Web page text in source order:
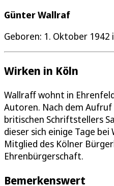
Günter Wallraf
Geboren: 1. Oktober 1942
Wirken in Köln
Wallraff wohnt in
Autoren. Nach dem
britischen Schriftstellers
dieser sich einige Tage
Mitglied des Kölner
Ehrenbürgerschaft.
Bemerkenswert